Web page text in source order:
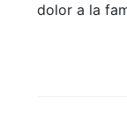
dolor a la